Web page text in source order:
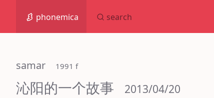
phonemica search
samar 1991 f
沁阳的一个故事 2013/04/20